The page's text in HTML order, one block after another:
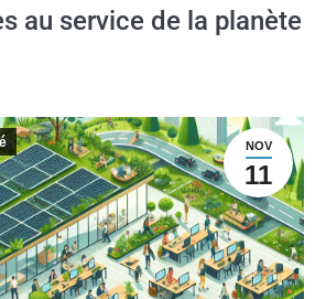
au service de la planète
NOV
11